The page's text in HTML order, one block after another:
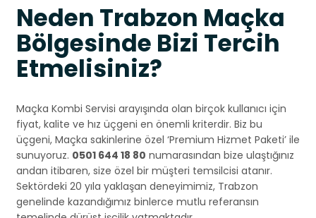
Neden Trabzon Maçka
Bölgesinde Bizi Tercih
Etmelisiniz?
Maçka Kombi Servisi arayışında olan birçok kullanıcı için
fiyat, kalite ve hız üçgeni en önemli kriterdir. Biz bu
üçgeni, Maçka sakinlerine özel ‘Premium Hizmet Paketi’ ile
sunuyoruz. 0501 644 18 80 numarasından bize ulaştığınız
andan itibaren, size özel bir müşteri temsilcisi atanır.
Sektördeki 20 yıla yaklaşan deneyimimiz, Trabzon
genelinde kazandığımız binlerce mutlu referansın